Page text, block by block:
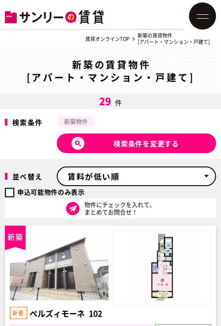
賃貸オンラインTOP
新築の賃貸物件
[アパート・マンション・戸建て]
新築の賃貸物件
[アパート・マンション・戸建て]
29 件
検索条件
新築物件
検索条件を変更する
並べ替え
申込可能物件のみ表示
物件にチェックを入れて、
まとめてお問合せ！
ペルズィモーネ 102